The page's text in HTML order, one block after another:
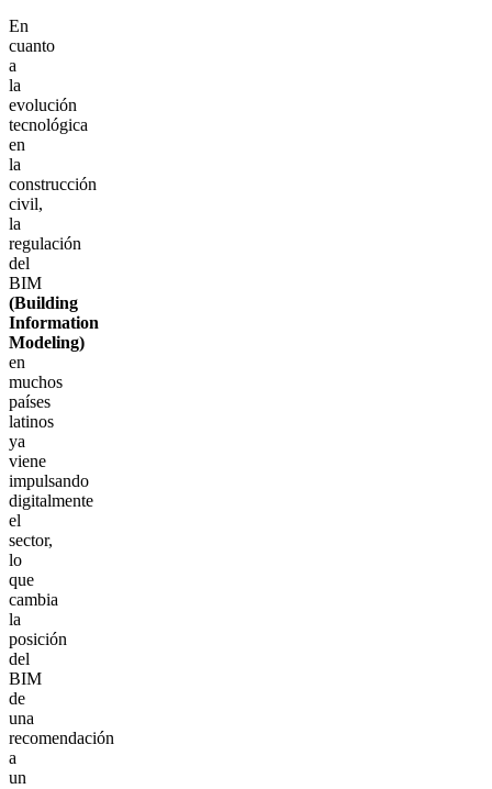
En
cuanto
a
la
evolución
tecnológica
en
la
construcción
civil,
la
regulación
del
BIM
(Building
Information
Modeling)
en
muchos
países
latinos
ya
viene
impulsando
digitalmente
el
sector,
lo
que
cambia
la
posición
del
BIM
de
una
recomendación
a
un